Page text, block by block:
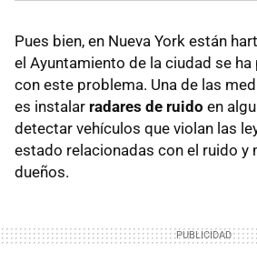
Pues bien, en Nueva York están
el Ayuntamiento de la ciudad se
con este problema. Una de las
es instalar radares de ruido en
detectar vehículos que violan las
estado relacionadas con el ruido y
dueños.